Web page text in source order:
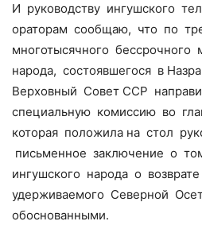
И руководству ингушского
ораторам сообщаю, что по
многотысячного бессрочного
народа, состоявшегося в
Верховный Совет ССР
специальную комиссию во
которая положила на стол
письменное заключение о
ингушского народа о
удерживаемого Северной
обоснованными.